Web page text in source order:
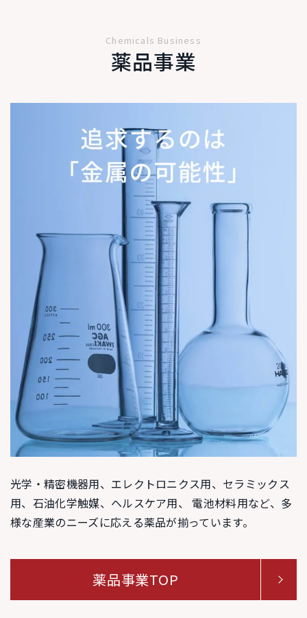
Chemicals Business
薬品事業
光学・精密機器用、エレクトロニクス用、セラミックス
用、石油化学触媒、ヘルスケア用、 電池材料用など、多
様な産業のニーズに応える薬品が揃っています。
薬品事業TOP